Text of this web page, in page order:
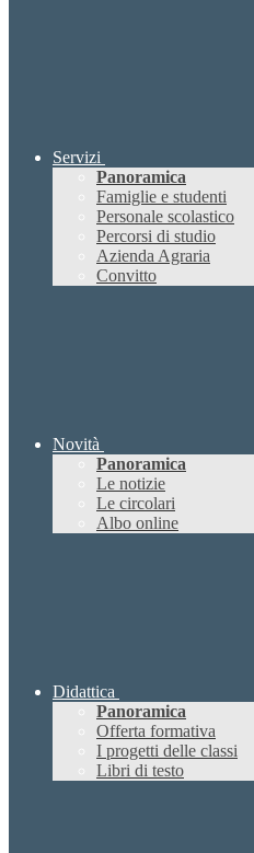
Servizi
Panoramica
Famiglie e studenti
Personale scolastico
Percorsi di studio
Azienda Agraria
Convitto
Novità
Panoramica
Le notizie
Le circolari
Albo online
Didattica
Panoramica
Offerta formativa
I progetti delle classi
Libri di testo